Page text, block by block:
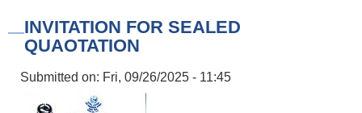
INVITATION FOR SEALED
QUAOTATION
Submitted on: Fri, 09/26/2025 - 11:45